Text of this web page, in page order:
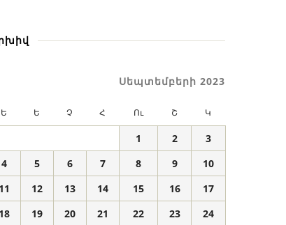
Սեպտեմբերի 2023
Ե Ե Չ Հ Ու Շ Կ
1 2
3
4
5 6 7 8 9
10
11
12 13 14 15 16
17
18
19 20 21 22 23
24